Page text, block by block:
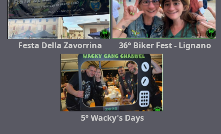
Festa Della Zavorrina 36° Biker Fest - Lignano
5° Wacky's Days